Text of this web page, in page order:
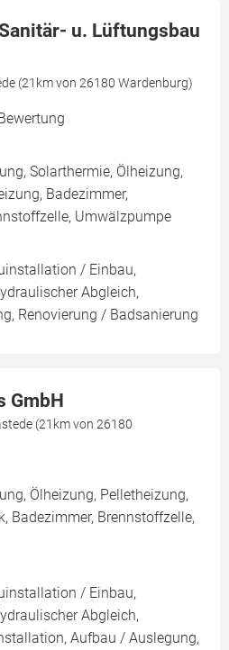
u. Lüftungsbau
(21km von 26180 Wardenburg)
Solarthermie, Ölheizung,
Badezimmer,
Umwälzpumpe
/ Einbau,
Abgleich,
Renovierung / Badsanierung
GmbH
(21km von 26180
Ölheizung, Pelletheizung,
Badezimmer, Brennstoffzelle,
/ Einbau,
Abgleich,
Aufbau / Auslegung,